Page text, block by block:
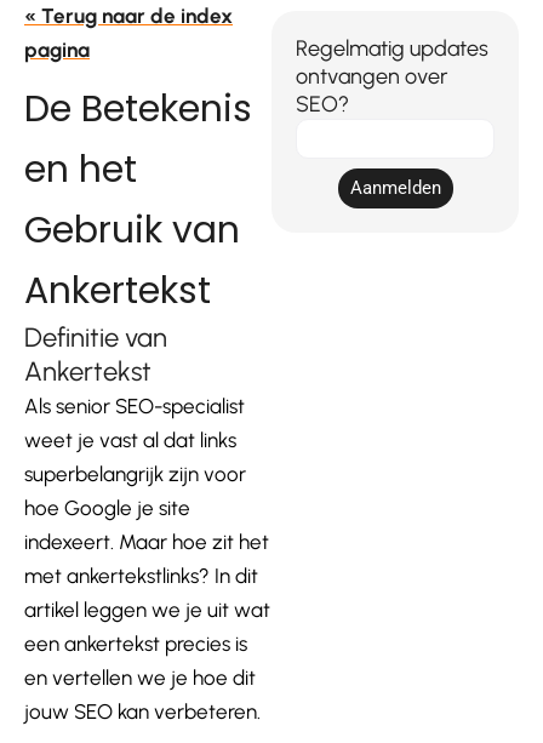
« Terug naar de index
pagina
De Betekenis
en het
Gebruik van
Ankertekst
Definitie van
Ankertekst
Als senior SEO-specialist
weet je vast al dat links
superbelangrijk zijn voor
hoe Google je site
indexeert. Maar hoe zit het
met ankertekstlinks? In dit
artikel leggen we je uit wat
een ankertekst precies is
en vertellen we je hoe dit
jouw SEO kan verbeteren.
Regelmatig updates
ontvangen over
SEO?
Aanmelden